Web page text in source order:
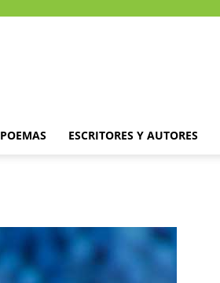
POEMAS ESCRITORES Y AUTORES